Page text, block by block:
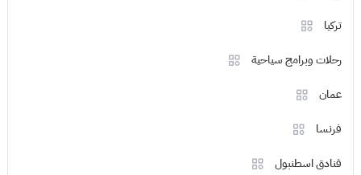
تركيا
رحلات وبرامج سياحية
عمان
فرنسا
فنادق اسطنبول